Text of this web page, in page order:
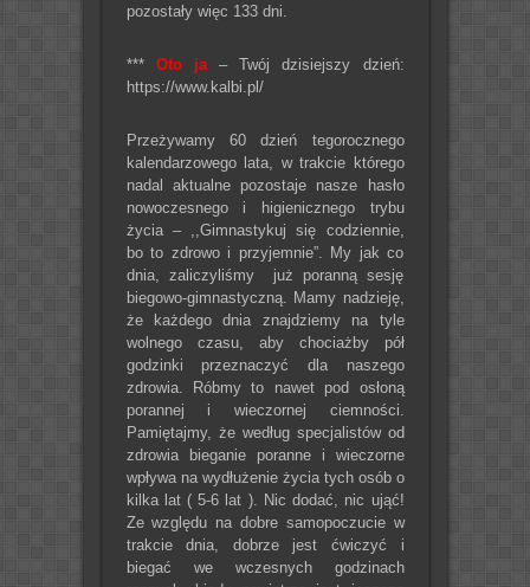
pozostały więc 133 dni.
*** Oto ja
– Twój dzisiejszy dzień:
https://www.kalbi.pl/
Przeżywamy 60 dzień tegorocznego
kalendarzowego lata, w trakcie którego
nadal aktualne pozostaje nasze hasło
nowoczesnego i higienicznego trybu
życia – ,,Gimnastykuj się codziennie,
bo to zdrowo i przyjemnie”. My jak co
dnia, zaliczyliśmy już poranną sesję
biegowo-gimnastyczną. Mamy nadzieję,
że każdego dnia znajdziemy na tyle
wolnego czasu, aby chociażby pół
godzinki przeznaczyć dla naszego
zdrowia. Róbmy to nawet pod osłoną
porannej i wieczornej ciemności.
Pamiętajmy, że według specjalistów od
zdrowia bieganie poranne i wieczorne
wpływa na wydłużenie życia tych osób o
kilka lat ( 5-6 lat ). Nic dodać, nic ująć!
Ze względu na dobre samopoczucie w
trakcie dnia, dobrze jest ćwiczyć i
biegać we wczesnych godzinach